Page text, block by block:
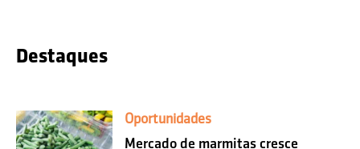
Destaques
Oportunidades
Mercado de marmitas cresce